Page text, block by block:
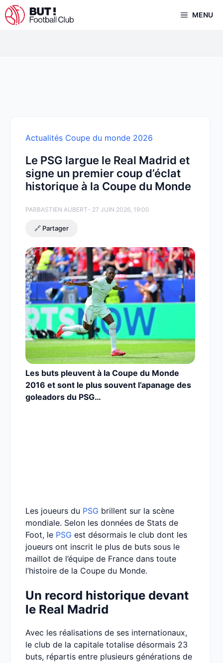
Aller
au
MENU
Actualités Coupe du monde 2026
Le PSG largue le Real Madrid et
signe un premier coup d’éclat
historique à la Coupe du Monde
PARBASTIEN AUBERT- 27 JUIN 2026, 19:00
🔗 Partager
Les buts pleuvent à la Coupe du Monde
2016 et sont le plus souvent l’apanage des
goleadors du PSG…
Les joueurs du PSG brillent sur la scène
mondiale. Selon les données de Stats de
Foot, le PSG est désormais le club dont les
joueurs ont inscrit le plus de buts sous le
maillot de l’équipe de France dans toute
l’histoire de la Coupe du Monde.
Un record historique devant
le Real Madrid
Avec les réalisations de ses internationaux,
le club de la capitale totalise désormais 23
buts, répartis entre plusieurs générations de